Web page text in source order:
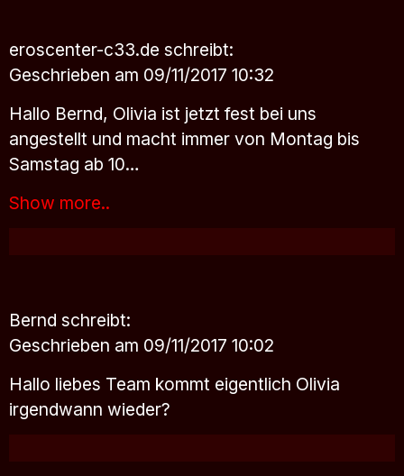
eroscenter-c33.de schreibt:
Geschrieben am 09/11/2017 10:32
Hallo Bernd, Olivia ist jetzt fest bei uns
angestellt und macht immer von Montag bis
Samstag ab 10…
Show more..
Bernd schreibt:
Geschrieben am 09/11/2017 10:02
Hallo liebes Team kommt eigentlich Olivia
irgendwann wieder?